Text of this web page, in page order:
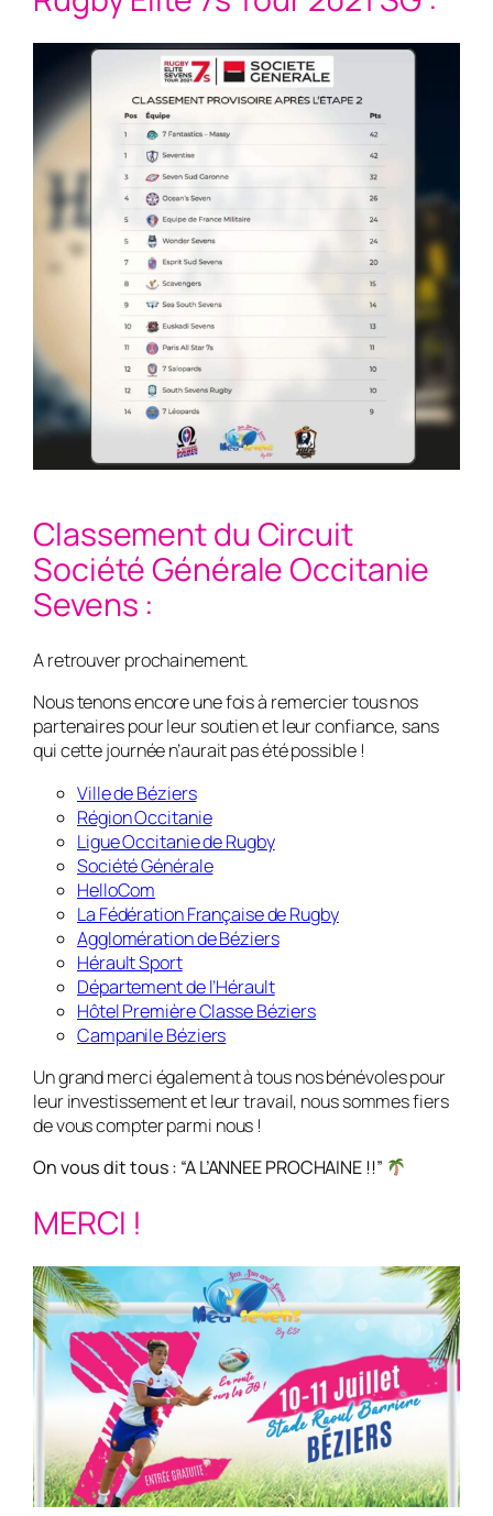
Classement du Circuit
Société Générale Occitanie
Sevens :
A retrouver prochainement.
Nous tenons encore une fois à remercier tous nos
partenaires pour leur soutien et leur confiance, sans
qui cette journée n’aurait pas été possible !
Ville de Béziers
Région Occitanie
Ligue Occitanie de Rugby
Société Générale
HelloCom
La Fédération Française de Rugby
Agglomération de Béziers
Hérault Sport
Département de l’Hérault
Hôtel Première Classe Béziers
Campanile Béziers
Un grand merci également à tous nos bénévoles pour
leur investissement et leur travail, nous sommes fiers
de vous compter parmi nous !
On vous dit tous : “A L’ANNEE PROCHAINE !!”
MERCI !